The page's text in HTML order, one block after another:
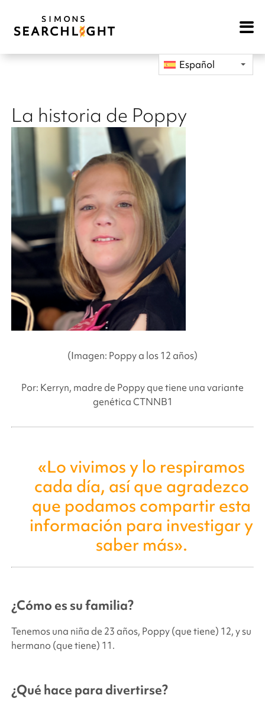
Open
Español
La historia de Poppy
(Imagen: Poppy a los 12 años)
Por: Kerryn, madre de Poppy que tiene una variante
genética CTNNB1
«Lo vivimos y lo respiramos
cada día, así que agradezco
que podamos compartir esta
información para investigar y
saber más».
¿Cómo es su familia?
Tenemos una niña de 23 años, Poppy (que tiene) 12, y su
hermano (que tiene) 11.
¿Qué hace para divertirse?